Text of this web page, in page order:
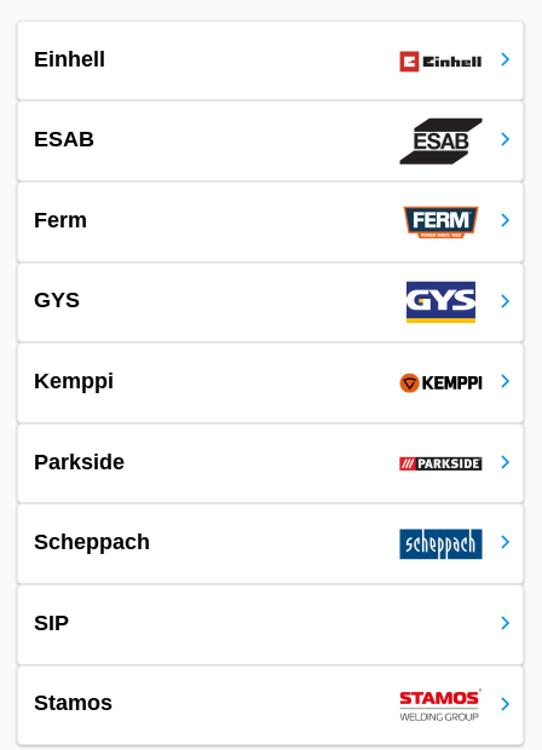
Einhell
ESAB
Ferm
GYS
Kemppi
Parkside
Scheppach
SIP
Stamos